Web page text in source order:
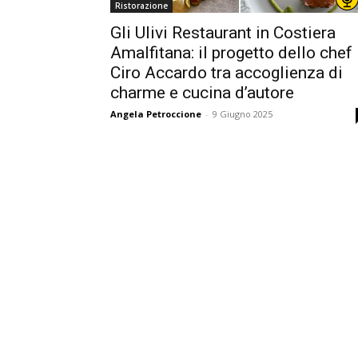
Ristorazione
Gli Ulivi Restaurant in Costiera
Amalfitana: il progetto dello chef
Ciro Accardo tra accoglienza di
charme e cucina d’autore
Angela Petroccione - 9 Giugno 2025